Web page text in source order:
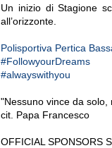
Un inizio di Stagione
all’orizzonte.
Polisportiva Pertica
#FollowyourDreams
#alwayswithyou
"Nessuno vince da
cit. Papa Francesco
OFFICIAL SPONSORS